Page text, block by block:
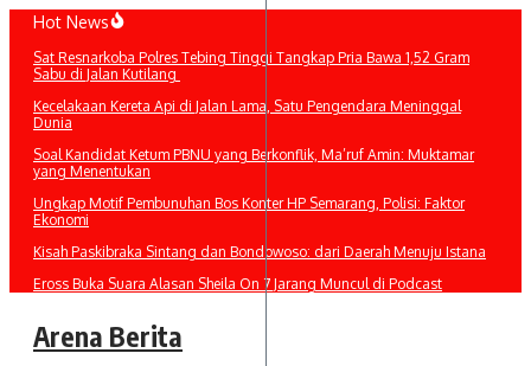
Lewati
konten
Hot News
Sat Resnarkoba Polres Tebing Tinggi Tangkap Pria Bawa 1,52 Gram
Sabu di Jalan Kutilang
Kecelakaan Kereta Api di Jalan Lama, Satu Pengendara Meninggal
Dunia
Soal Kandidat Ketum PBNU yang Berkonflik, Ma’ruf Amin: Muktamar
yang Menentukan
Ungkap Motif Pembunuhan Bos Konter HP Semarang, Polisi: Faktor
Ekonomi
Kisah Paskibraka Sintang dan Bondowoso: dari Daerah Menuju Istana
Eross Buka Suara Alasan Sheila On 7 Jarang Muncul di Podcast
Arena Berita